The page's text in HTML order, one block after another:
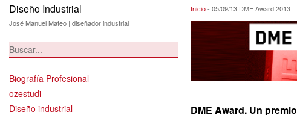
Diseño Industrial
José Manuel Mateo | diseñador industrial
Biografía Profesional
ozestudi
Diseño industrial
05/09/13 DME Award
Inicio- 05/09/13 DME Award 2013
DME Award. Un